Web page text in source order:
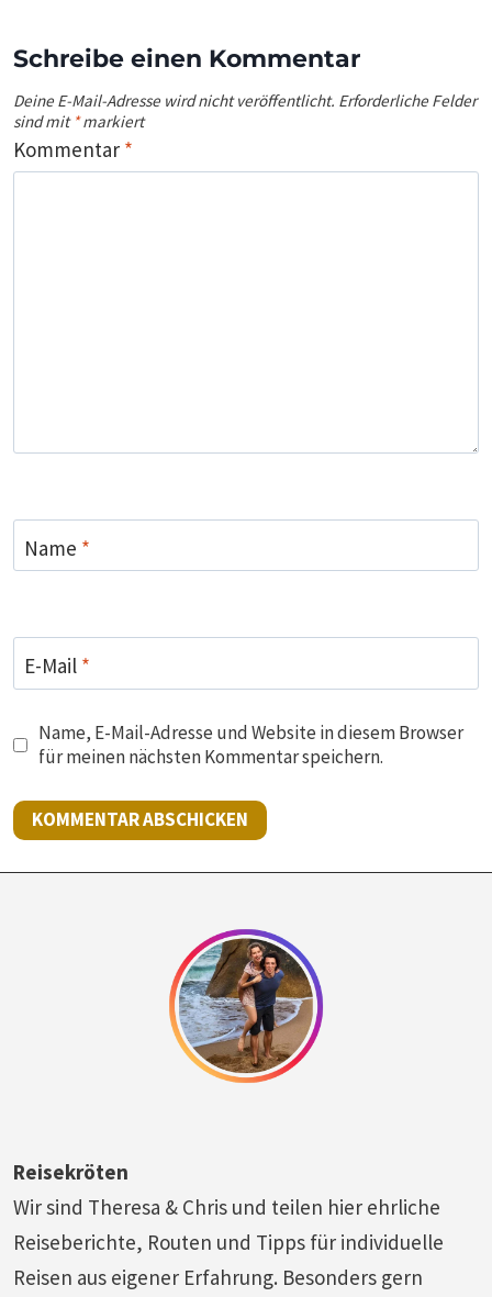
Schreibe einen Kommentar
Deine E-Mail-Adresse wird nicht veröffentlicht. Erforderliche Felder
sind mit *markiert
Kommentar *
Name *
E-Mail *
Name, E-Mail-Adresse und Website in diesem Browser
für meinen nächsten Kommentar speichern.
Reisekröten
Wir sind Theresa & Chris und teilen hier ehrliche
Reiseberichte, Routen und Tipps für individuelle
Reisen aus eigener Erfahrung. Besonders gern